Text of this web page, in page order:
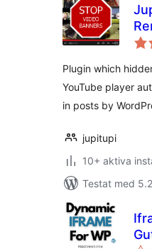
Plugin which
YouTube player
in posts by
jupitupi
10+ aktiva
Testat med